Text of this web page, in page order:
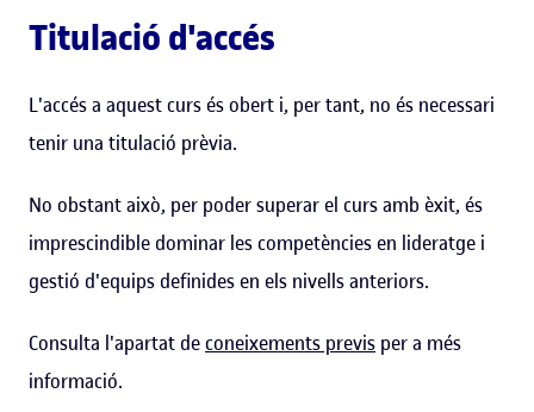
Titulació d'accés
L'accés a aquest curs és obert i, per tant, no és necessari
tenir una titulació prèvia.
No obstant això, per poder superar el curs amb èxit, és
imprescindible dominar les competències en lideratge i
gestió d'equips definides en els nivells anteriors.
Consulta l'apartat deconeixements previs per a més
informació.